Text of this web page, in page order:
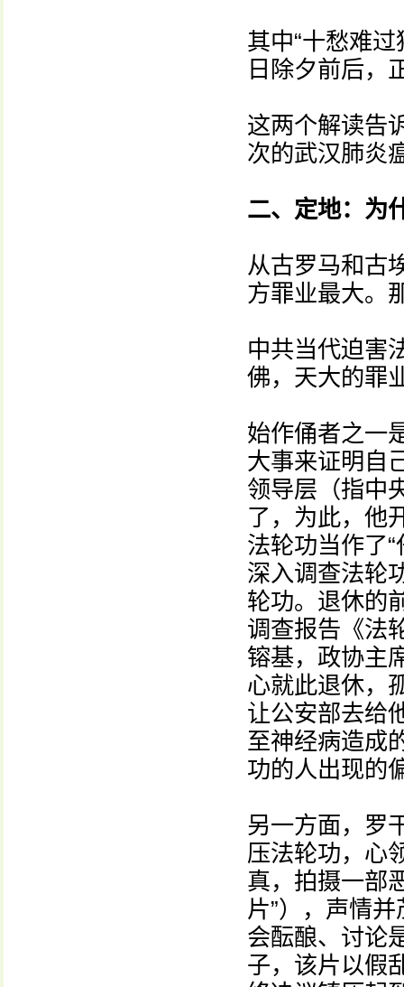
其中“十愁难
日除夕前后，
这两个解读告
次的武汉肺炎
二、定地：为
从古罗马和古
方罪业最大。
中共当代迫害
佛，天大的罪
始作俑者之一
大事来证明自
领导层（指中
了，为此，他
法轮功当作了
深入调查法轮
轮功。退休的
调查报告《法
镕基，政协主
心就此退休，
让公安部去给
至神经病造成
功的人出现的
另一方面，罗
压法轮功，心
真，拍摄一部
片”），声情
会酝酿、讨论
子，该片以假